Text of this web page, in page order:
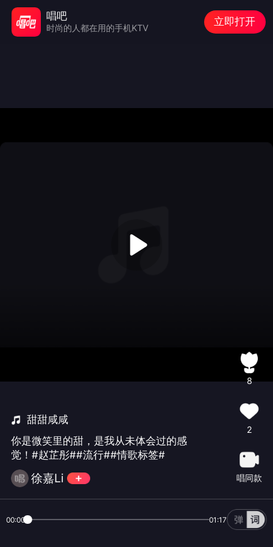
甜甜咸咸
你是微笑里的甜，是我从未体会过的感
觉！#赵芷彤##流行##情歌标签#
徐嘉Li
8
2
唱同款
00:00 01:17
唱吧
时尚的人都在用的手机KTV
立即打开